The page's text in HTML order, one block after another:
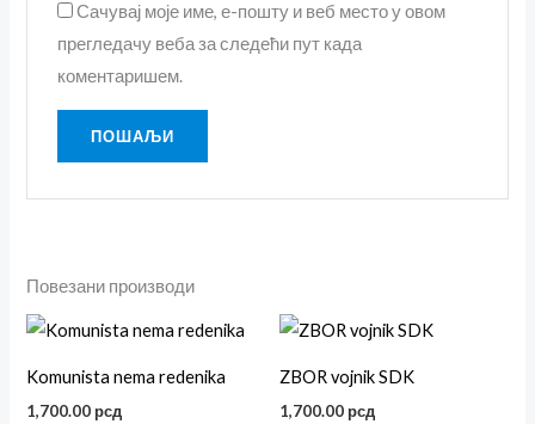
Сачувај моје име, е-пошту и веб место у овом
прегледачу веба за следећи пут када
коментаришем.
Повезани производи
Komunista nema redenika
1,700.00рсд
Овај
ZBOR vojnik SDK
1,700.00рсд